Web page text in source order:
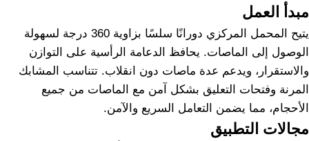
مبدأ العمل
يتيح المحمل المركزي دورانًا سلسًا بزاوية 360 درجة لسهولة
الوصول إلى الماصات. يحافظ الدعامة الرأسية على التوازن
والاستقرار، ويدعم عدة ماصات دون انقلاب. تتناسب المشابك
المرنة وفتحات التعليق بشكل آمن مع الماصات من جميع
الأحجام، مما يضمن التعامل السريع والآمن.
مجالات التطبيق